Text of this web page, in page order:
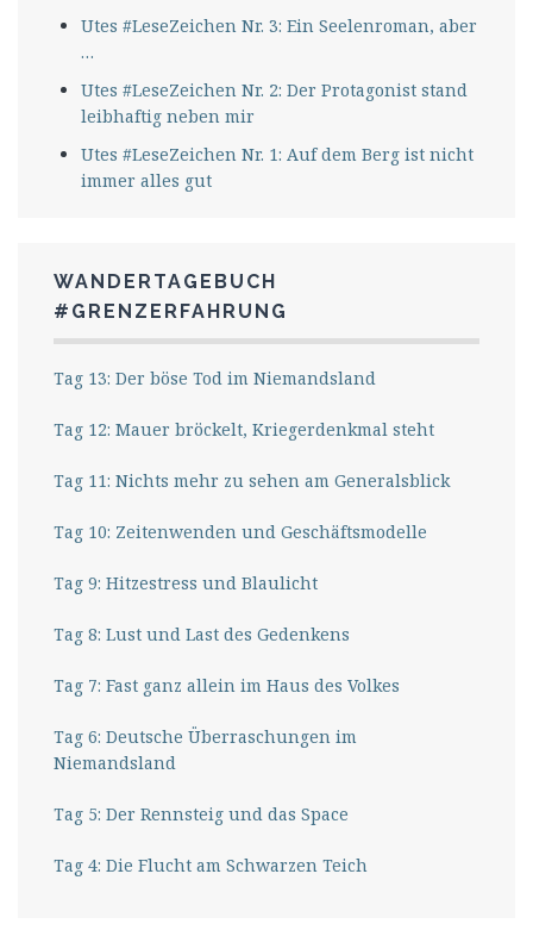
Utes #LeseZeichen Nr. 3: Ein Seelenroman, aber
…
Utes #LeseZeichen Nr. 2: Der Protagonist stand
leibhaftig neben mir
Utes #LeseZeichen Nr. 1: Auf dem Berg ist nicht
immer alles gut
WANDERTAGEBUCH
#GRENZERFAHRUNG
Tag 13: Der böse Tod im Niemandsland
Tag 12: Mauer bröckelt, Kriegerdenkmal steht
Tag 11: Nichts mehr zu sehen am Generalsblick
Tag 10: Zeitenwenden und Geschäftsmodelle
Tag 9: Hitzestress und Blaulicht
Tag 8: Lust und Last des Gedenkens
Tag 7: Fast ganz allein im Haus des Volkes
Tag 6: Deutsche Überraschungen im
Niemandsland
Tag 5: Der Rennsteig und das Space
Tag 4: Die Flucht am Schwarzen Teich